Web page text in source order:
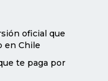
oficial que
en Chile
te paga por